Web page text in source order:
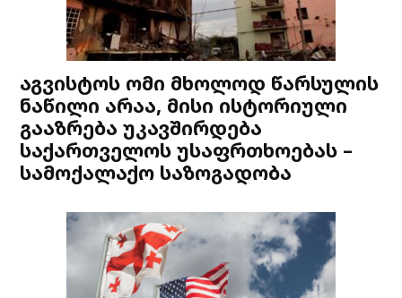
აგვისტოს ომი მხოლოდ წარსულის
ნაწილი არაა, მისი ისტორიული
გააზრება უკავშირდება
საქართველოს უსაფრთხოებას –
სამოქალაქო საზოგადობა